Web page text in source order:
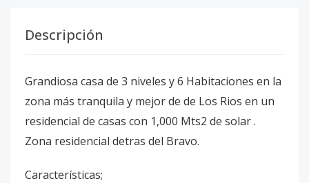
Descripción
Grandiosa casa de 3 niveles y 6 Habitaciones en la
zona más tranquila y mejor de de Los Rios en un
residencial de casas con 1,000 Mts2 de solar .
Zona residencial detras del Bravo.
Características;